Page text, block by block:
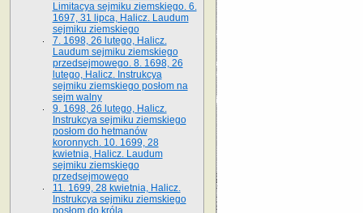
Limitacya sejmiku ziemskiego. 6.
1697, 31 lipca, Halicz. Laudum
sejmiku ziemskiego
7. 1698, 26 lutego, Halicz.
Laudum sejmiku ziemskiego
przedsejmowego. 8. 1698, 26
lutego, Halicz. Instrukcya
sejmiku ziemskiego posłom na
sejm walny
9. 1698, 26 lutego, Halicz.
Instrukcya sejmiku ziemskiego
posłom do hetmanów
koronnych. 10. 1699, 28
kwietnia, Halicz. Laudum
sejmiku ziemskiego
przedsejmowego
11. 1699, 28 kwietnia, Halicz.
Instrukcya sejmiku ziemskiego
posłom do króla